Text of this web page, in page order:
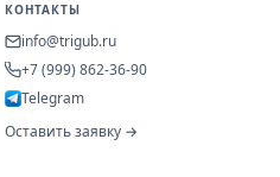
КОНТАКТЫ
info@trigub.ru
+7 (999) 862-36-90
Telegram
Оставить заявку →